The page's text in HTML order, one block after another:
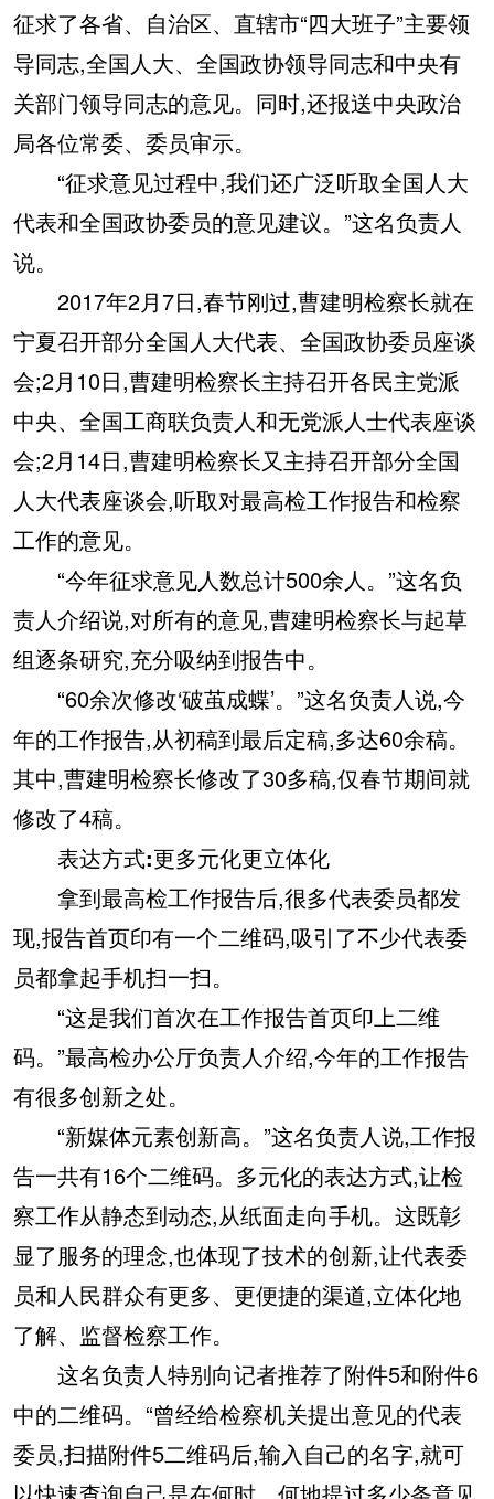
征求了各省、自治区、直辖市“四大班子”主要领
导同志,全国人大、全国政协领导同志和中央有
关部门领导同志的意见。同时,还报送中央政治
局各位常委、委员审示。
“征求意见过程中,我们还广泛听取全国人大
代表和全国政协委员的意见建议。”这名负责人
说。
2017年2月7日,春节刚过,曹建明检察长就在
宁夏召开部分全国人大代表、全国政协委员座谈
会;2月10日,曹建明检察长主持召开各民主党派
中央、全国工商联负责人和无党派人士代表座谈
会;2月14日,曹建明检察长又主持召开部分全国
人大代表座谈会,听取对最高检工作报告和检察
工作的意见。
“今年征求意见人数总计500余人。”这名负
责人介绍说,对所有的意见,曹建明检察长与起草
组逐条研究,充分吸纳到报告中。
“60余次修改‘破茧成蝶’。”这名负责人说,今
年的工作报告,从初稿到最后定稿,多达60余稿。
其中,曹建明检察长修改了30多稿,仅春节期间就
修改了4稿。
表达方式:更多元化更立体化
拿到最高检工作报告后,很多代表委员都发
现,报告首页印有一个二维码,吸引了不少代表委
员都拿起手机扫一扫。
“这是我们首次在工作报告首页印上二维
码。”最高检办公厅负责人介绍,今年的工作报告
有很多创新之处。
“新媒体元素创新高。”这名负责人说,工作报
告一共有16个二维码。多元化的表达方式,让检
察工作从静态到动态,从纸面走向手机。这既彰
显了服务的理念,也体现了技术的创新,让代表委
员和人民群众有更多、更便捷的渠道,立体化地
了解、监督检察工作。
这名负责人特别向记者推荐了附件5和附件6
中的二维码。“曾经给检察机关提出意见的代表
委员,扫描附件5二维码后,输入自己的名字,就可